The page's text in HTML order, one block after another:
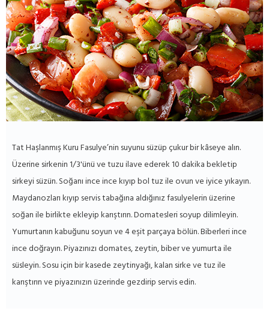
Tat Haşlanmış Kuru Fasulye’nin suyunu süzüp çukur bir kâseye alın.
Üzerine sirkenin 1/3'ünü ve tuzu ilave ederek 10 dakika bekletip
sirkeyi süzün. Soğanı ince ince kıyıp bol tuz ile ovun ve iyice yıkayın.
Maydanozları kıyıp servis tabağına aldığınız fasulyelerin üzerine
soğan ile birlikte ekleyip karıştırın. Domatesleri soyup dilimleyin.
Yumurtanın kabuğunu soyun ve 4 eşit parçaya bölün. Biberleri ince
ince doğrayın. Piyazınızı domates, zeytin, biber ve yumurta ile
süsleyin. Sosu için bir kasede zeytinyağı, kalan sirke ve tuz ile
karıştırın ve piyazınızın üzerinde gezdirip servis edin.